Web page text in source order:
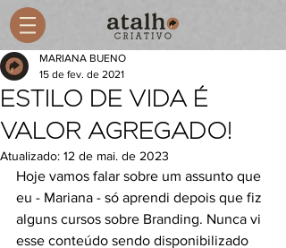
ESTILO DE VIDA É
VALOR AGREGADO!
MARIANA BUENO
15 de fev. de 2021
Atualizado: 12 de mai. de 2023
Hoje vamos falar sobre um assunto que
eu - Mariana - só aprendi depois que fiz
alguns cursos sobre Branding. Nunca vi
esse conteúdo sendo disponibilizado